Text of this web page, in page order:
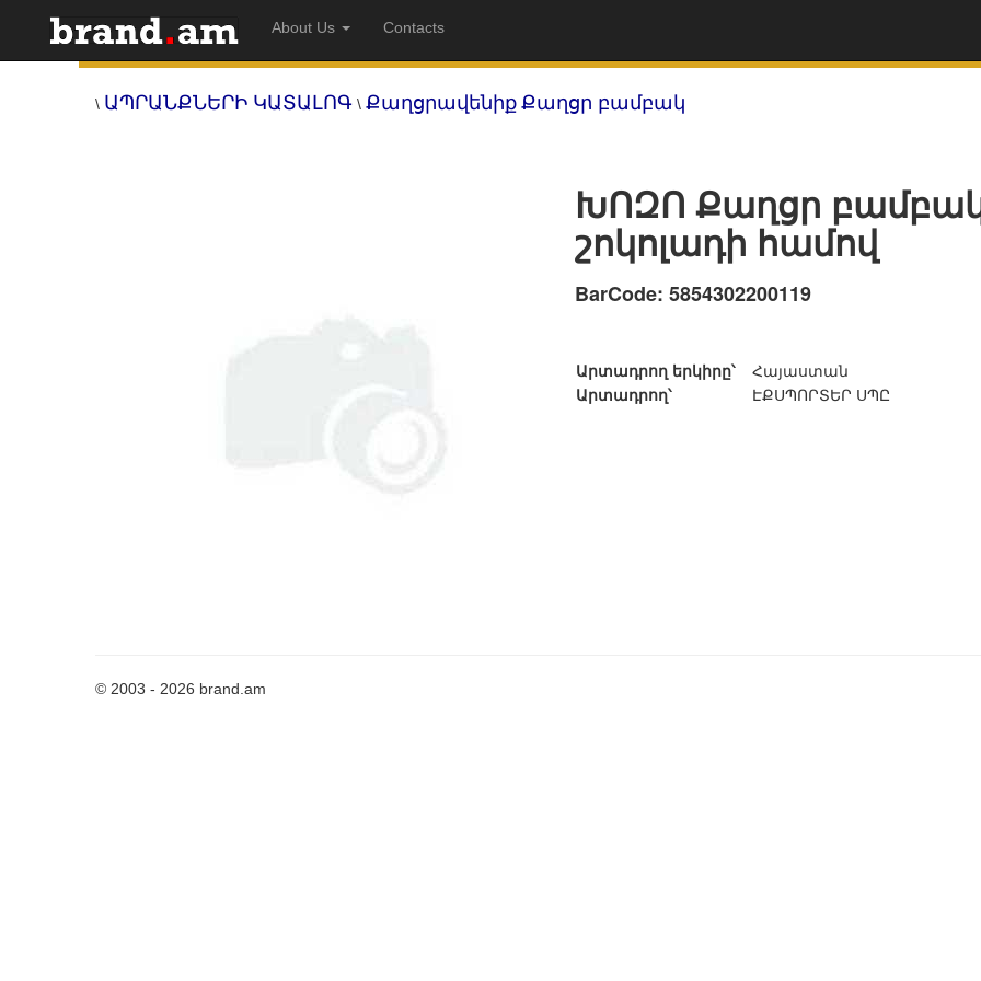
About Us Contacts
\ ԱՊՐԱՆՔՆԵՐԻ ԿԱՏԱԼՈԳ \ Քաղցրավենիք Քաղցր բամբակ
ԽՈԶՈ Քաղցր
շոկոլադի համով
BarCode: 5854302200119
Արտադրող երկիրը՝
Հայաստան
Արտադրող՝
ԷՔՍՊՈՐՏԵՐ ՍՊԸ
© 2003 - 2026 brand.am